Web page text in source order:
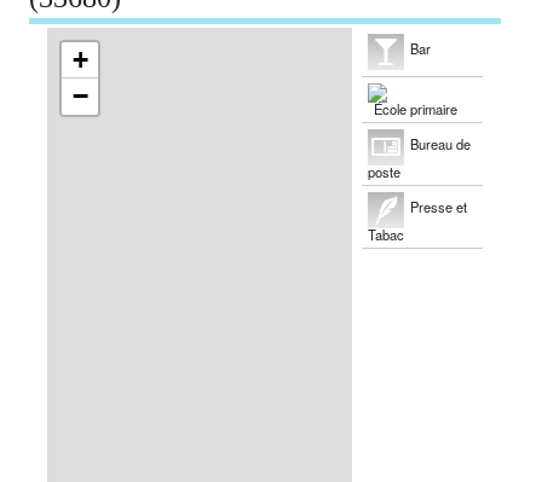
+
−
Bar
École primaire
Bureau de
poste
Presse et
Tabac